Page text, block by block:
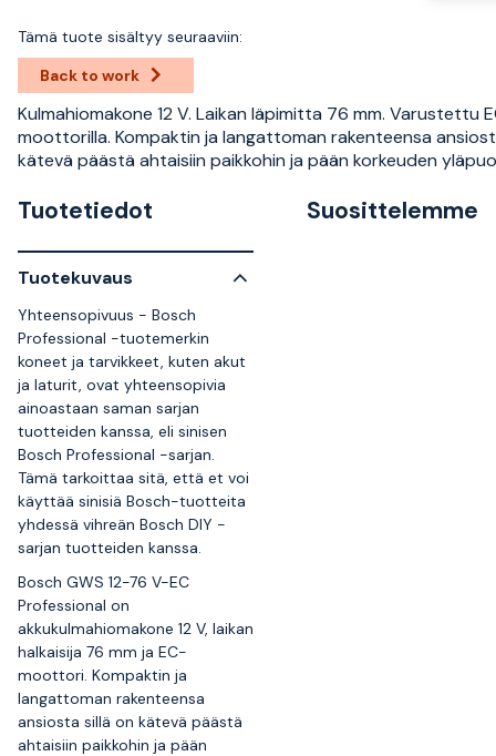
Tämä tuote sisältyy seuraaviin:
Back to work
Kulmahiomakone 12 V. Laikan läpimitta 76 mm. Varustettu
moottorilla. Kompaktin ja langattoman rakenteensa
kätevä päästä ahtaisiin paikkohin ja pään korkeuden
Tuotetiedot
Tuotekuvaus
Yhteensopivuus - Bosch
Professional -tuotemerkin
koneet ja tarvikkeet, kuten akut
ja laturit, ovat yhteensopivia
ainoastaan saman sarjan
tuotteiden kanssa, eli sinisen
Bosch Professional -sarjan.
Tämä tarkoittaa sitä, että et voi
käyttää sinisiä Bosch-tuotteita
yhdessä vihreän Bosch DIY -
sarjan tuotteiden kanssa.
Bosch GWS 12-76 V-EC
Professional on
akkukulmahiomakone 12 V, laikan
halkaisija 76 mm ja EC-
moottori. Kompaktin ja
langattoman rakenteensa
ansiosta sillä on kätevä päästä
ahtaisiin paikkohin ja pään
Suosittelemme